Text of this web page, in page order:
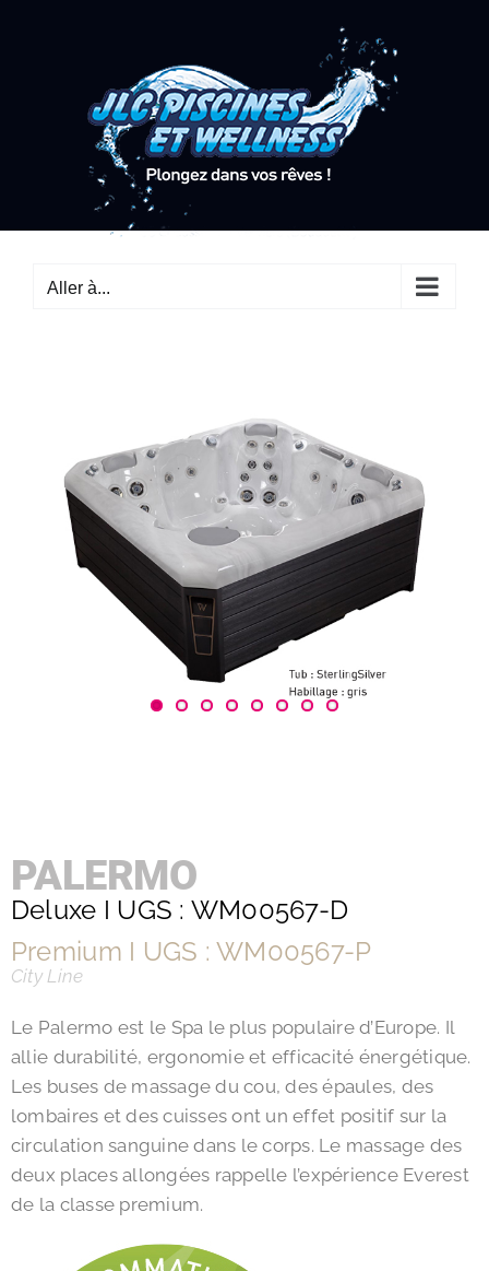
Aller à...
PALERMO
Deluxe I UGS : WM00567-D
Premium I UGS : WM00567-P
City Line
Le Palermo est le Spa le plus populaire d’Europe. Il
allie durabilité, ergonomie et efficacité énergétique.
Les buses de massage du cou, des épaules, des
lombaires et des cuisses ont un effet positif sur la
circulation sanguine dans le corps. Le massage des
deux places allongées rappelle l’expérience Everest
de la classe premium.